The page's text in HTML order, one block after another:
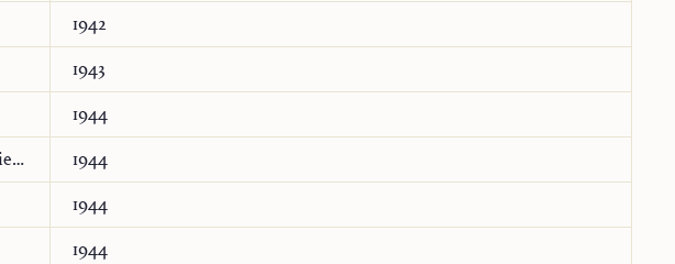
1942
1943
1944
Analogie und Dialektik. Zur Klärung der theologischen Prinzipienlehre Karl Barths
1944
1944
1944